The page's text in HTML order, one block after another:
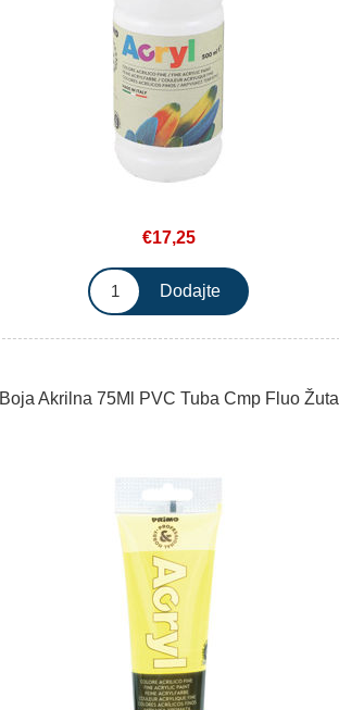
€17,25
Boja Akrilna 75Ml PVC Tuba Cmp Fluo Žuta